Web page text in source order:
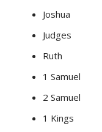
Joshua
Judges
Ruth
1 Samuel
2 Samuel
1 Kings